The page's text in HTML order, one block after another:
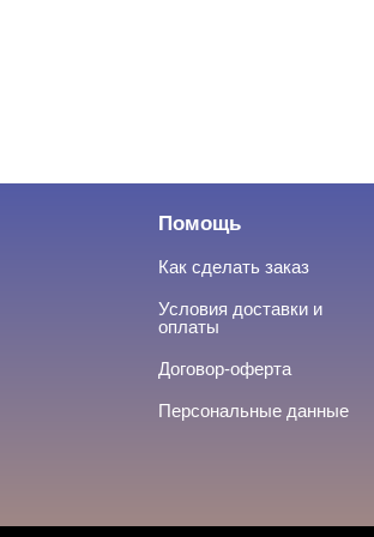
Помощь
Как сделать заказ
Условия доставки и
оплаты
Договор-оферта
Персональные данные